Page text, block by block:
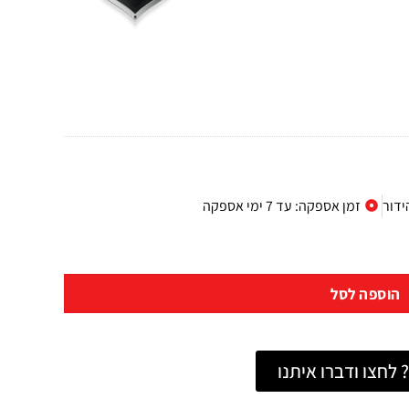
זמן אספקה: עד 7 ימי אספקה
הוספה לסל
ודברו איתנו